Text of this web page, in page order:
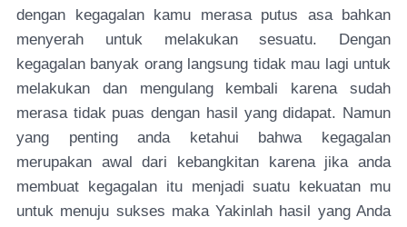
dengan kegagalan kamu merasa putus asa bahkan
menyerah untuk melakukan sesuatu. Dengan
kegagalan banyak orang langsung tidak mau lagi untuk
melakukan dan mengulang kembali karena sudah
merasa tidak puas dengan hasil yang didapat. Namun
yang penting anda ketahui bahwa kegagalan
merupakan awal dari kebangkitan karena jika anda
membuat kegagalan itu menjadi suatu kekuatan mu
untuk menuju sukses maka Yakinlah hasil yang Anda